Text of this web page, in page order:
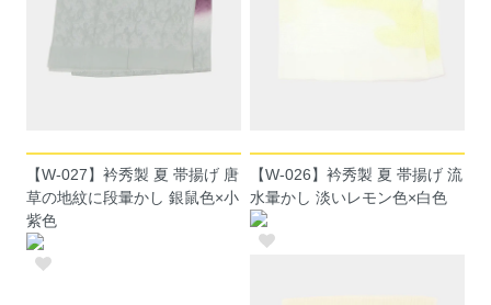
【W-027】衿秀製 夏 帯揚げ 唐
草の地紋に段暈かし 銀鼠色×小
紫色
【W-026】衿秀製 夏 帯揚げ 流
水暈かし 淡いレモン色×白色